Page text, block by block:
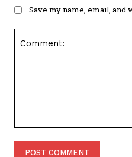
Save my name, email,